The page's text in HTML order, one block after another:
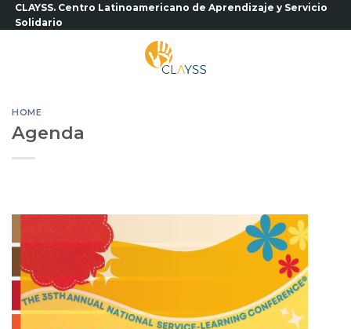
Saltar
al
CLAYSS. Centro Latinoamericano de Aprendizaje y Servicio
Solidario
HOME
Agenda